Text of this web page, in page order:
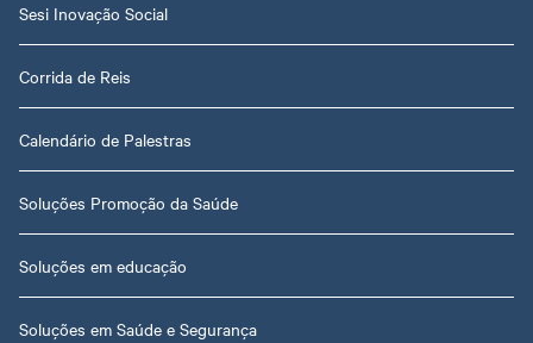
Sesi Inovação Social
Corrida de Reis
Calendário de Palestras
Soluções Promoção da Saúde
Soluções em educação
Soluções em Saúde e Segurança